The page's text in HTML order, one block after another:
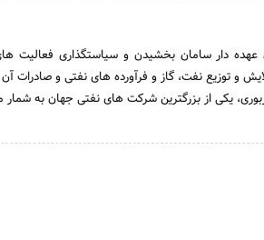
ایران از سال 1330 تاکنون عهده دار سامان بخشیدن و
و توزیع نفت، گاز و فرآورده های نفتی و صادرات
یکی از بزرگترین شرکت های نفتی جهان به شمار